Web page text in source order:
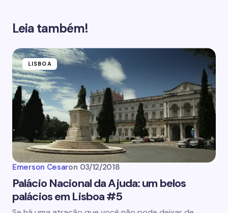
Leia também!
LISBOA
Emerson Cesaron 03/12/2018
Palácio Nacional da Ajuda: um belos
palácios em Lisboa #5